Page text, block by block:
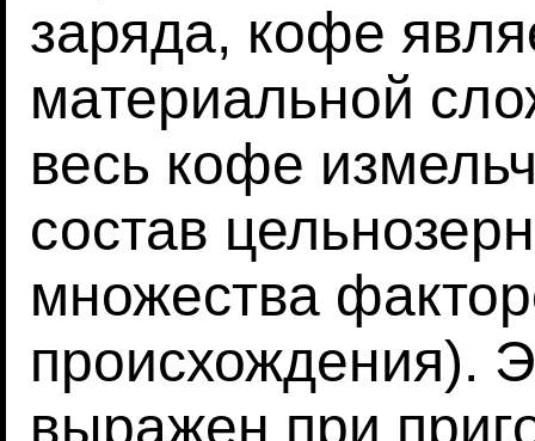
заряда, кофе
материальной
весь кофе
состав
множества
происхождения).
выражен при